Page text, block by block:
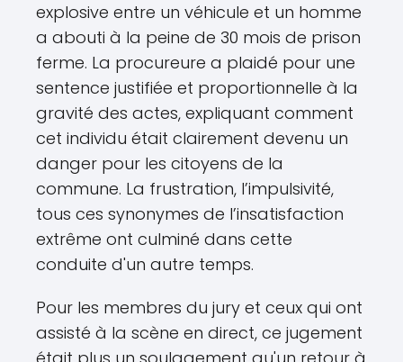
explosive entre un véhicule et un homme
a abouti à la peine de 30 mois de prison
ferme. La procureure a plaidé pour une
sentence justifiée et proportionnelle à la
gravité des actes, expliquant comment
cet individu était clairement devenu un
danger pour les citoyens de la
commune. La frustration, l’impulsivité,
tous ces synonymes de l’insatisfaction
extrême ont culminé dans cette
conduite d'un autre temps.
Pour les membres du jury et ceux qui ont
assisté à la scène en direct, ce jugement